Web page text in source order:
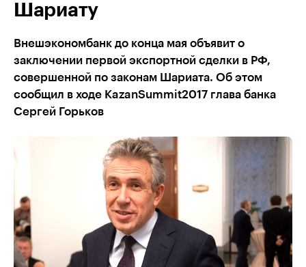
Шариату
Внешэкономбанк до конца мая объявит о
заключении первой экспортной сделки в РФ,
совершенной по законам Шариата. Об этом
сообщил в ходе KazanSummit2017 глава банка
Сергей Горьков